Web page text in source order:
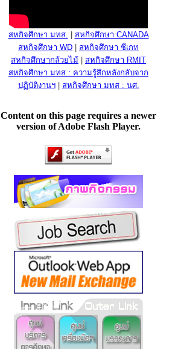
สหกิจศึกษา มทส.
สหกิจศึกษา CANADA
สหกิจศึกษา WD
สหกิจศึกษา ซีเกท
สหกิจศึกษากล้วยไม้
สหกิจศึกษา RMIT
สหกิจศึกษา มทส : ความรู้สึกหลังกลับจาก
ปฏิบัติงานฯ| สหกิจศึกษา มทส : นศ.
Content on this page requires a newer
version of Adobe Flash Player.